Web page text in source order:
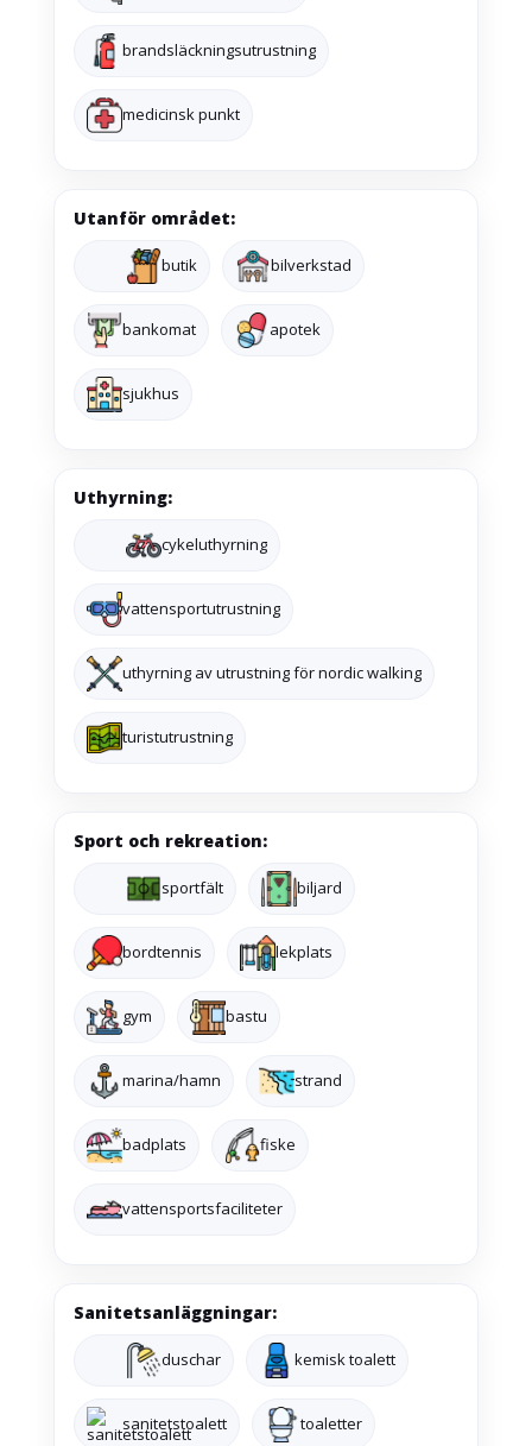
brandsläckningsutrustning
medicinsk punkt
Utanför området:
butik bilverkstad
bankomat apotek
sjukhus
Uthyrning:
cykeluthyrning
vattensportutrustning
uthyrning av utrustning för nordic walking
turistutrustning
Sport och rekreation:
sportfält biljard
bordtennis lekplats
gym bastu
marina/hamn strand
badplats fiske
vattensportsfaciliteter
Sanitetsanläggningar:
duschar kemisk toalett
sanitetstoalett toaletter